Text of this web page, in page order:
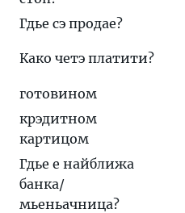
Гдье сэ прoдае?
Кaко чeтэ плaтити?
готовином
крэдитном
картицом
Гдье е нaйближа
бaнка/
мьеньaчница?